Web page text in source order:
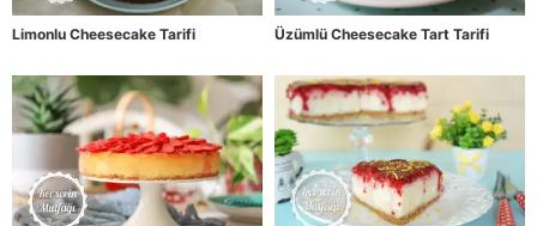
Limonlu Cheesecake Tarifi Üzümlü Cheesecake Tart Tarifi